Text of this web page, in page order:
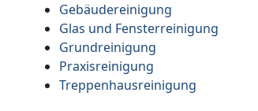
Gebäudereinigung
Glas und Fensterreinigung
Grundreinigung
Praxisreinigung
Treppenhausreinigung